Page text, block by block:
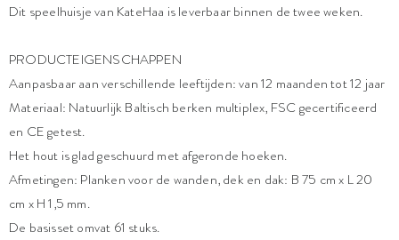
Dit speelhuisje van KateHaa is leverbaar binnen de twee weken.
PRODUCTEIGENSCHAPPEN
Aanpasbaar aan verschillende leeftijden: van 12 maanden tot 12 jaar
Materiaal: Natuurlijk Baltisch berken multiplex, FSC gecertificeerd
en CE getest.
Het hout is glad geschuurd met afgeronde hoeken.
Afmetingen: Planken voor de wanden, dek en dak: B 75 cm x L 20
cm x H 1,5 mm.
De basisset omvat 61 stuks.